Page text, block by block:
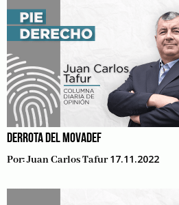
DERROTA DEL MOVADEF
Por:Juan Carlos Tafur 17.11.2022